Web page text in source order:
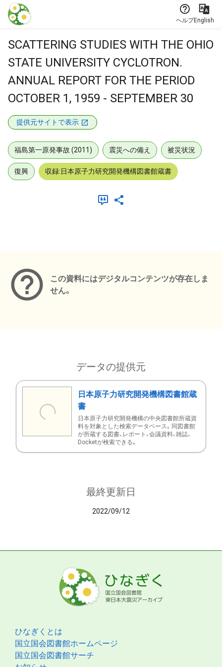
本文に飛ぶ
ヘルプEnglish
SCATTERING STUDIES WITH THE OHIO
STATE UNIVERSITY CYCLOTRON.
ANNUAL REPORT FOR THE PERIOD
OCTOBER 1, 1959 - SEPTEMBER 30
提供元サイトで表示
福島第一原発事故 (2011) 震災への備え 被災状況
復興 収録:日本原子力研究開発機構図書館蔵書
この資料にはデジタルコンテンツが存在しま
せん。
データの提供元
日本原子力研究開発機構図書館蔵
書
日本原子力研究開発機構の中央図書館所蔵資
料を対象とした検索データベース。同図書館
が所蔵する図書、レポート、会議資料、雑誌、
Docketが検索できる。
最終更新日
2022/09/12
ひなぎくとは
国立国会図書館ホームページ
国立国会図書館サーチ